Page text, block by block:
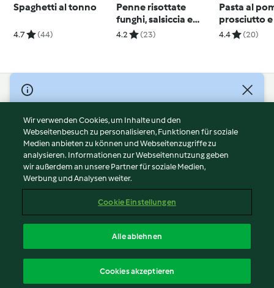
Spaghetti al tonno
4.7 (44)
Penne risottate
funghi, salsiccia e
castagne
4.2 (23)
Pasta al
prosciutto
piccante
4.4 (20)
© Copyright 2026
Nutzungsbedingungen
Datenschutzrichtlinien
Disclaimer
Impressum
Cookies
Abo kündigen
Erklärung zur Barrierefreiheit
Wir verwenden Cookies, um Inhalte und den
Webseitenbesuch zu personalisieren, Funktionen für soziale
Medien anbieten zu können und Webseitenzugriffe zu
analysieren. Informationen zur Webseitennutzung geben
wir außerdem an unsere Partner für soziale Medien,
Werbung und Analysen weiter.
Cookie Einstellungen
Alle ablehnen
Cookies akzeptieren